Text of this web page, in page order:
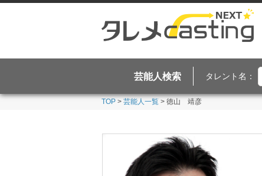
芸能人検索 タレント名：
TOP > 芸能人一覧 > 徳山 靖彦